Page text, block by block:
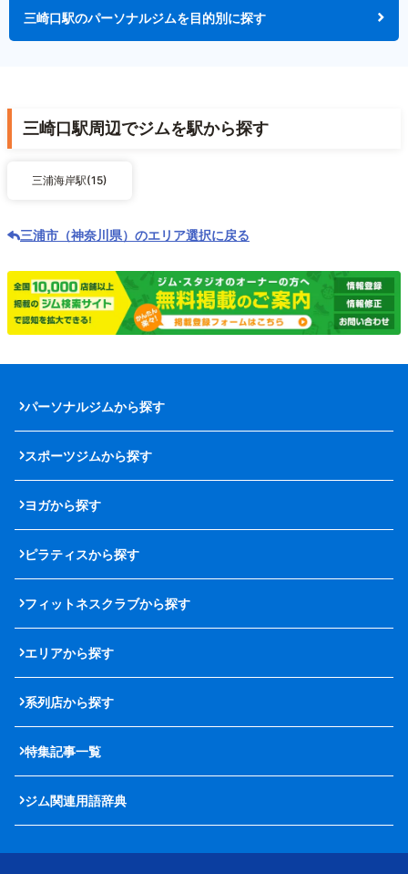
三崎口駅のパーソナルジムを目的別に探す
三崎口駅周辺でジムを駅から探す
三浦海岸駅(15)
三浦市（神奈川県）のエリア選択に戻る
パーソナルジムから探す
スポーツジムから探す
ヨガから探す
ピラティスから探す
フィットネスクラブから探す
エリアから探す
系列店から探す
特集記事一覧
ジム関連用語辞典